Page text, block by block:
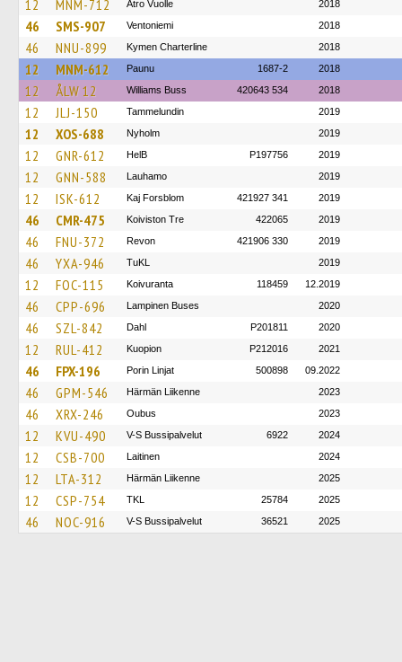
12 MNM-712 Atro Vuolle 2018
46 SMS-907 Ventoniemi 2018
46 NNU-899 Kymen Charterline 2018
12 MNM-612 Paunu 1687-2 2018
12 ÅLW 12 Williams Buss 420643 534 2018
12 JLJ-150 Tammelundin 2019
12 XOS-688 Nyholm 2019
12 GNR-612 HelB P197756 2019
12 GNN-588 Lauhamo 2019
12 ISK-612 Kaj Forsblom 421927 341 2019
46 CMR-475 Koiviston Tre 422065 2019
46 FNU-372 Revon 421906 330 2019
46 YXA-946 TuKL 2019
12 FOC-115 Koivuranta 118459 12.2019
46 CPP-696 Lampinen Buses 2020
46 SZL-842 Dahl P201811 2020
12 RUL-412 Kuopion P212016 2021
46 FPX-196 Porin Linjat 500898 09.2022
46 GPM-546 Härmän Liikenne 2023
46 XRX-246 Oubus 2023
12 KVU-490 V-S Bussipalvelut 6922 2024
12 CSB-700 Laitinen 2024
12 LTA-312 Härmän Liikenne 2025
12 CSP-754 TKL 25784 2025
46 NOC-916 V-S Bussipalvelut 36521 2025